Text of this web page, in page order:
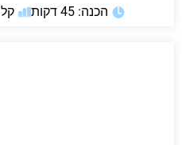
הכנה: 45 דקות קל